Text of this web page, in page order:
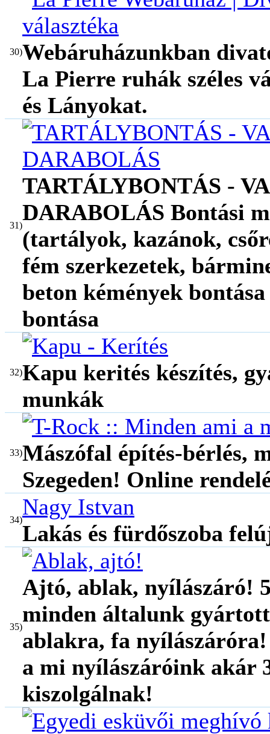
30)Webáruházunkban
La Pierre ruhák széles
és Lányokat.
31)
TARTÁLYBONTÁS -
DARABOLÁS Bontási
(tartályok, kazánok,
fém szerkezetek,
beton kémények
bontása
32)Kapu kerités készítés,
munkák
33)Mászófal építés-bérlés,
Szegeden! Online
34)
Nagy Istvan
Lakás és fürdőszoba
35)
Ajtó, ablak, nyílászáró!
minden általunk
ablakra, fa
a mi nyílászáróink akár
kiszolgálnak!